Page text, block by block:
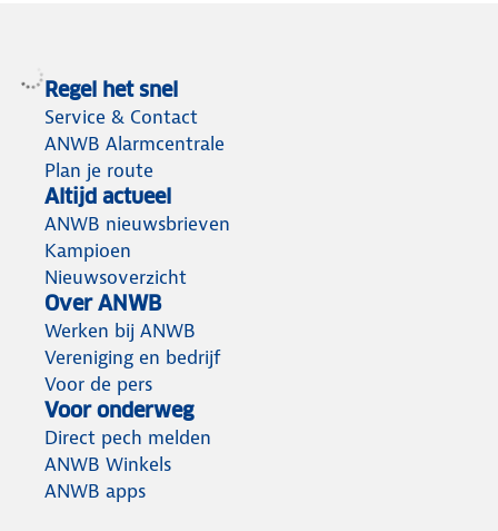
Regel het snel
Service & Contact
ANWB Alarmcentrale
Plan je route
Altijd actueel
ANWB nieuwsbrieven
Kampioen
Nieuwsoverzicht
Over ANWB
Werken bij ANWB
Vereniging en bedrijf
Voor de pers
Voor onderweg
Direct pech melden
ANWB Winkels
ANWB apps